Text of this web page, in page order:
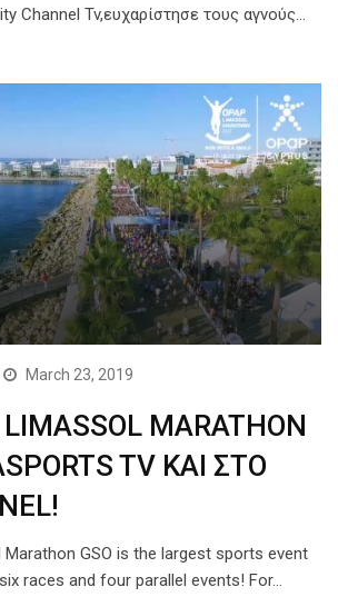
Channel Tv,ευχαρίστησε τους αγνούς…
March 23, 2019
MARATHON
TV ΚΑΙ ΣΤΟ
Marathon GSO is the largest sports event
races and four parallel events! For…